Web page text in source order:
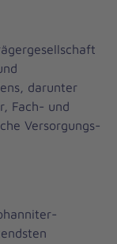
darunter
Fach- und
Versorgungs-